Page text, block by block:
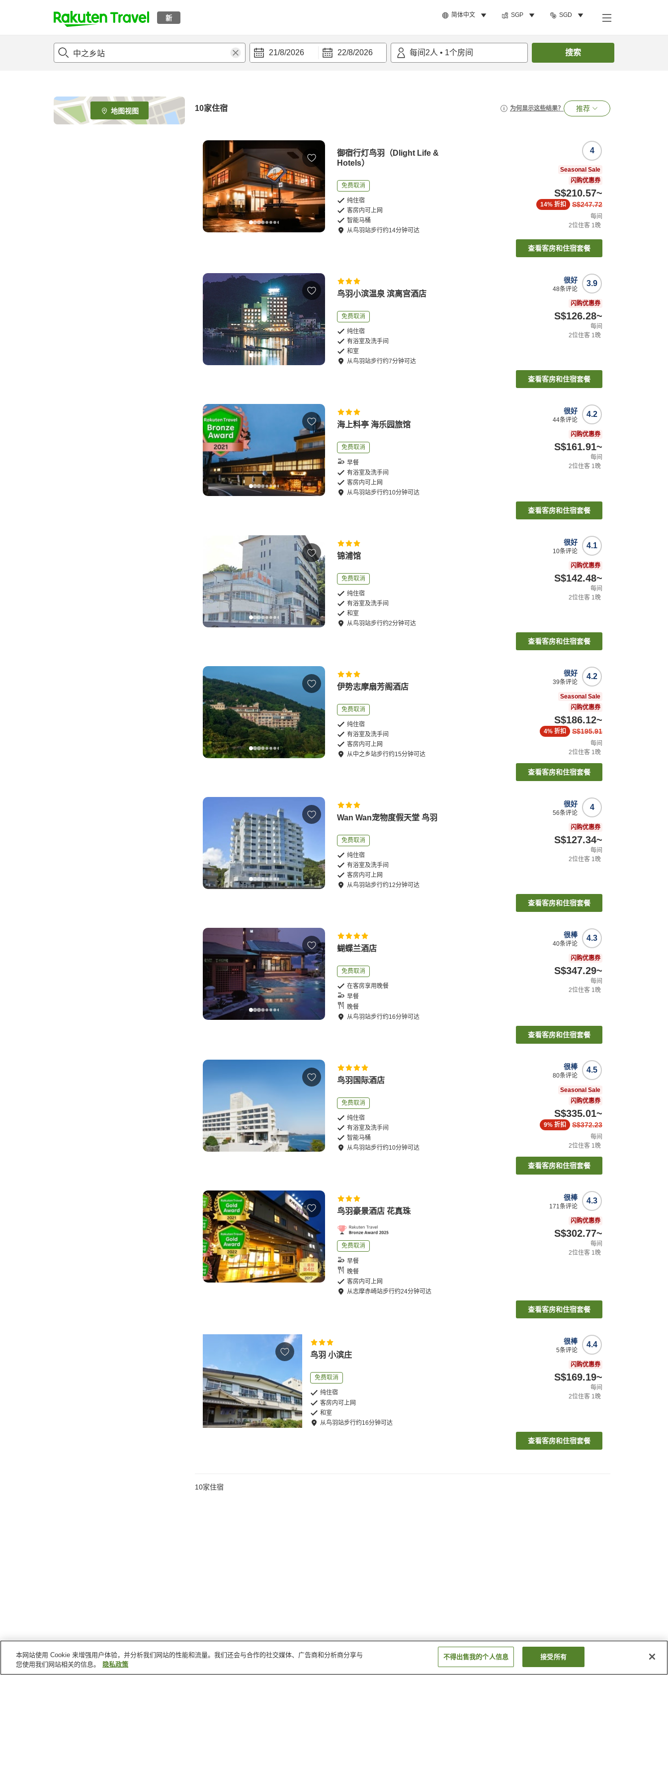
新 简体中文 SGP SGD
t
p
e
_
s
21/8/2026 22/8/2026 每间 2人 • 1个房间 搜索
地图视图 10家住宿 为何显示这些结果？ 推荐
御宿行灯鸟羽（Dlight Life &
Hotels）
免费取消
纯住宿
客房内可上网
智能马桶
从鸟羽站步行约14分钟可达
4
Seasonal Sale
闪购优惠券
S$210.57~
S$247.72
14% 折扣
每间
2位住客 1晚
查看客房和住宿套餐
鸟羽小滨温泉 滨离宫酒店
免费取消
纯住宿
有浴室及洗手间
和室
从鸟羽站步行约7分钟可达
3.9
很好
48条评论
闪购优惠券
S$126.28~
每间
2位住客 1晚
查看客房和住宿套餐
海上料亭 海乐园旅馆
免费取消
早餐
有浴室及洗手间
客房内可上网
从鸟羽站步行约10分钟可达
4.2
很好
44条评论
闪购优惠券
S$161.91~
每间
2位住客 1晚
查看客房和住宿套餐
锦浦馆
免费取消
纯住宿
有浴室及洗手间
和室
从鸟羽站步行约2分钟可达
4.1
很好
10条评论
闪购优惠券
S$142.48~
每间
2位住客 1晚
查看客房和住宿套餐
伊势志摩扇芳阁酒店
免费取消
纯住宿
有浴室及洗手间
客房内可上网
从中之乡站步行约15分钟可达
4.2
很好
39条评论
Seasonal Sale
闪购优惠券
S$186.12~
S$195.91
4% 折扣
每间
2位住客 1晚
查看客房和住宿套餐
Wan Wan宠物度假天堂 鸟羽
免费取消
纯住宿
有浴室及洗手间
客房内可上网
从鸟羽站步行约12分钟可达
4
很好
56条评论
闪购优惠券
S$127.34~
每间
2位住客 1晚
查看客房和住宿套餐
蝴蝶兰酒店
免费取消
在客房享用晚餐
早餐
晚餐
从鸟羽站步行约16分钟可达
4.3
很棒
40条评论
闪购优惠券
S$347.29~
每间
2位住客 1晚
查看客房和住宿套餐
鸟羽国际酒店
免费取消
纯住宿
有浴室及洗手间
智能马桶
从鸟羽站步行约10分钟可达
4.5
很棒
80条评论
Seasonal Sale
闪购优惠券
S$335.01~
S$372.23
9% 折扣
每间
2位住客 1晚
查看客房和住宿套餐
鸟羽豪景酒店 花真珠
免费取消
早餐
晚餐
客房内可上网
从志摩赤崎站步行约24分钟可达
4.3
很棒
171条评论
闪购优惠券
S$302.77~
每间
2位住客 1晚
查看客房和住宿套餐
鸟羽 小滨庄
免费取消
纯住宿
客房内可上网
和室
从鸟羽站步行约16分钟可达
4.4
很棒
5条评论
闪购优惠券
S$169.19~
每间
2位住客 1晚
查看客房和住宿套餐
10家住宿
本网站使用 Cookie 来增强用户体验，并分析我们网站的性能和流量。我们还会与合作的社交媒体、广告商和分析商分享与
您使用我们网站相关的信息。
隐私政策
不得出售我的个人信息 接受所有